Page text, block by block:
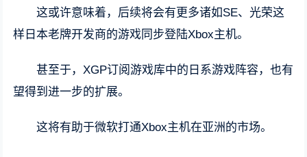
这或许意味着，后续将会有更多诸如SE、光荣这
样日本老牌开发商的游戏同步登陆Xbox主机。
甚至于，XGP订阅游戏库中的日系游戏阵容，也有
望得到进一步的扩展。
这将有助于微软打通Xbox主机在亚洲的市场。